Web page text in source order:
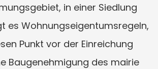
in einer Siedlung
es Wohnungseigentumsregeln,
Punkt vor der Einreichung
Baugenehmigung des mairie